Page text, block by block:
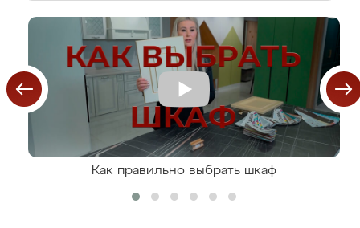
Как правильно выбрать шкаф